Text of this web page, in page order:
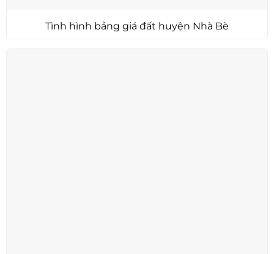
Tình hình bảng giá đất huyện Nhà Bè